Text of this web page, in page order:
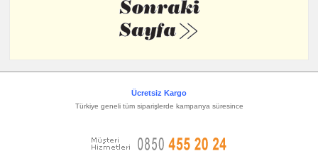
Ücretsiz Kargo
Türkiye geneli tüm siparişlerde kampanya süresince